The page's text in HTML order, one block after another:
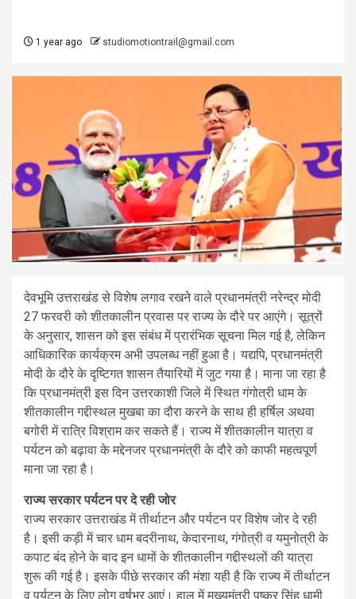
1 year ago studiomotiontrail@gmail.com
देवभूमि उत्तराखंड से विशेष लगाव रखने वाले प्रधानमंत्री नरेन्द्र मोदी
27 फरवरी को शीतकालीन प्रवास पर राज्य के दौरे पर आएंगे। सूत्रों
के अनुसार, शासन को इस संबंध में प्रारंभिक सूचना मिल गई है, लेकिन
आधिकारिक कार्यक्रम अभी उपलब्ध नहीं हुआ है। यद्यपि, प्रधानमंत्री
मोदी के दौरे के दृष्टिगत शासन तैयारियों में जुट गया है। माना जा रहा है
कि प्रधानमंत्री इस दिन उत्तरकाशी जिले में स्थित गंगोत्री धाम के
शीतकालीन गद्दीस्थल मुखबा का दौरा करने के साथ ही हर्षिल अथवा
बगोरी में रात्रि विश्राम कर सकते हैं। राज्य में शीतकालीन यात्रा व
पर्यटन को बढ़ावा के मद्देनजर प्रधानमंत्री के दौरे को काफी महत्वपूर्ण
माना जा रहा है।
राज्य सरकार पर्यटन पर दे रही जोर
राज्य सरकार उत्तराखंड में तीर्थाटन और पर्यटन पर विशेष जोर दे रही
है। इसी कड़ी में चार धाम बदरीनाथ, केदारनाथ, गंगोत्री व यमुनोत्री के
कपाट बंद होने के बाद इन धामों के शीतकालीन गद्दीस्थलों की यात्रा
शुरू की गई है। इसके पीछे सरकार की मंशा यही है कि राज्य में तीर्थाटन
व पर्यटन के लिए लोग वर्षभर आएं। हाल में मुख्यमंत्री पुष्कर सिंह धामी